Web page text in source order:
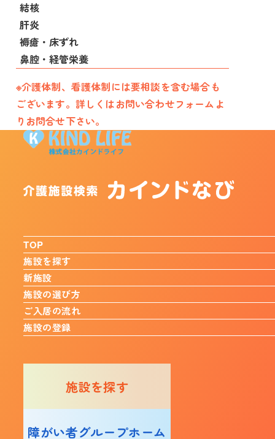
結核
肝炎
褥瘡・床ずれ
鼻腔・経管栄養
※介護体制、看護体制には要相談を含む場合も
ございます。詳しくはお問い合わせフォームよ
りお問合せ下さい。
TOP
施設を探す
新施設
施設の選び方
ご入居の流れ
施設の登録
施設を探す
障がい者グループホーム